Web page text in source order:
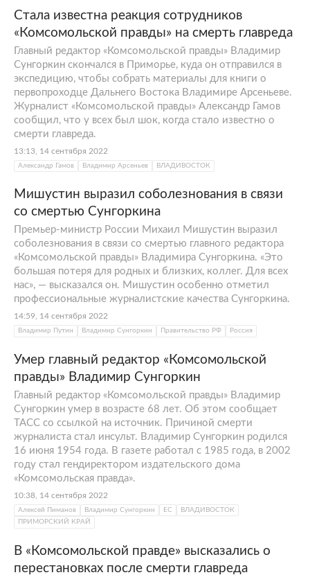
Стала известна реакция сотрудников
«Комсомольской правды» на смерть главреда
Главный редактор «Комсомольской правды» Владимир
Сунгоркин скончался в Приморье, куда он отправился в
экспедицию, чтобы собрать материалы для книги о
первопроходце Дальнего Востока Владимире Арсеньеве.
Журналист «Комсомольской правды» Александр Гамов
сообщил, что у всех был шок, когда стало известно о
смерти главреда.
13:13, 14 сентября 2022
Александр Гамов Владимир Арсеньев ВЛАДИВОСТОК
Мишустин выразил соболезнования в связи
со смертью Сунгоркина
Премьер-министр России Михаил Мишустин выразил
соболезнования в связи со смертью главного редактора
«Комсомольской правды» Владимира Сунгоркина. «Это
большая потеря для родных и близких, коллег. Для всех
нас», — высказался он. Мишустин особенно отметил
профессиональные журналистские качества Сунгоркина.
14:59, 14 сентября 2022
Владимир Путин Владимир Сунгоркин Правительство РФ Россия
Умер главный редактор «Комсомольской
правды» Владимир Сунгоркин
Главный редактор «Комсомольской правды» Владимир
Сунгоркин умер в возрасте 68 лет. Об этом сообщает
ТАСС со ссылкой на источник. Причиной смерти
журналиста стал инсульт. Владимир Сунгоркин родился
16 июня 1954 года. В газете работал с 1985 года, в 2002
году стал гендиректором издательского дома
«Комсомольская правда».
10:38, 14 сентября 2022
Алексей Пиманов Владимир Сунгоркин ЕС
ВЛАДИВОСТОК
ПРИМОРСКИЙ КРАЙ
В «Комсомольской правде» высказались о
перестановках после смерти главреда